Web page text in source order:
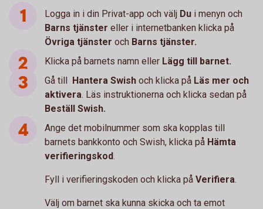
Logga in i din Privat-app och välj Du i menyn och
Barns tjänster eller i internetbanken klicka på
Övriga tjänster och Barns tjänster.
Klicka på barnets namn eller Lägg till barnet.
Gå till Hantera Swish och klicka på Läs mer och
aktivera. Läs instruktionerna och klicka sedan på
Beställ Swish.
Ange det mobilnummer som ska kopplas till
barnets bankkonto och Swish, klicka på Hämta
verifieringskod.
Fyll i verifieringskoden och klicka på Verifiera.
Välj om barnet ska kunna skicka och ta emot